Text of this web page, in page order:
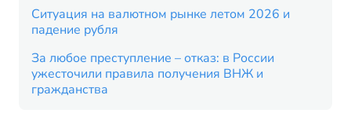
Ситуация на валютном рынке летом 2026 и
падение рубля
За любое преступление – отказ: в России
ужесточили правила получения ВНЖ и
гражданства